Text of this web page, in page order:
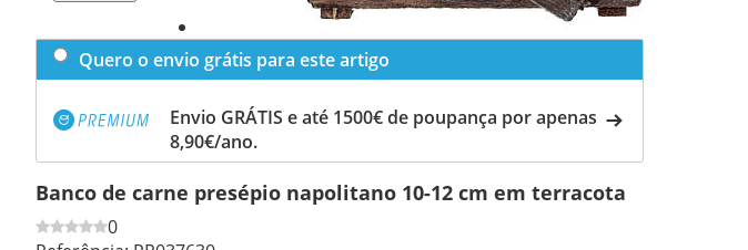
Quero o envio grátis para este artigo
Envio GRÁTIS e até 1500€ de poupança por apenas
8,90€/ano.
Banco de carne presépio napolitano 10-12 cm em terracota
0